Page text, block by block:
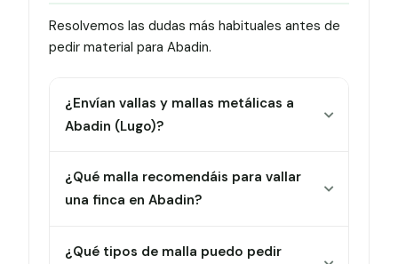
Resolvemos las dudas más habituales antes de
pedir material para Abadin.
¿Envían vallas y mallas metálicas a
Abadin (Lugo)?
¿Qué malla recomendáis para vallar
una finca en Abadin?
¿Qué tipos de malla puedo pedir